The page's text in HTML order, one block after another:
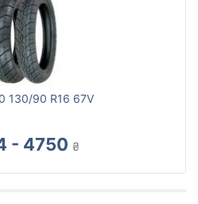
130/90 R16 67V
- 4750 ₴